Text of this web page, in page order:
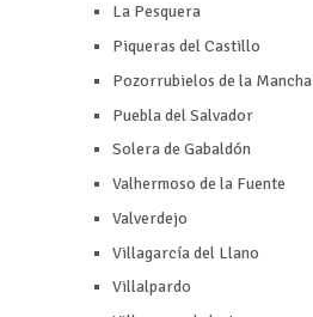
La Pesquera
Piqueras del Castillo
Pozorrubielos de la Mancha
Puebla del Salvador
Solera de Gabaldón
Valhermoso de la Fuente
Valverdejo
Villagarcía del Llano
Villalpardo